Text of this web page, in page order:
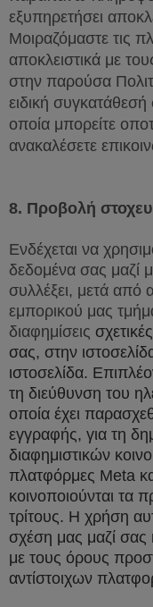
εξυπηρετήσει
Μοιραζόμαστε τις
αποκλειστικά με
στην παρούσα
ειδική
οποία μπορείτε
ανακαλέσετε
8. Προβολή
Ενδέχεται να
δεδομένα σας μαζί
συλλέξει, μετά
εμπορικού μας
διαφημίσεις
σας, στην
ιστοσελίδα.
τη διεύθυνση του
οποία έχει
εγγραφής, για τη
διαφημιστικών
πλατφόρμες Meta
κοινοποιούνται τα
τρίτους. Η χρήση
σχέση μας μαζί σας
με τους όρους
αντίστοιχων